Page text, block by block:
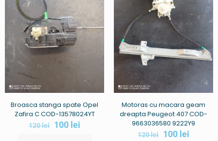
Broasca stanga spate Opel
Zafira C COD-13578024YT
120lei 100 lei
Motoras cu macara geam
dreapta Peugeot 407 COD-
9663036580 9222Y9
120lei 100 lei